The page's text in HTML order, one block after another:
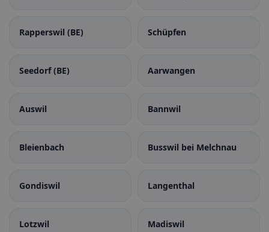
Rapperswil (BE) Schüpfen
Seedorf (BE) Aarwangen
Auswil Bannwil
Bleienbach Busswil bei Melchnau
Gondiswil Langenthal
Lotzwil Madiswil